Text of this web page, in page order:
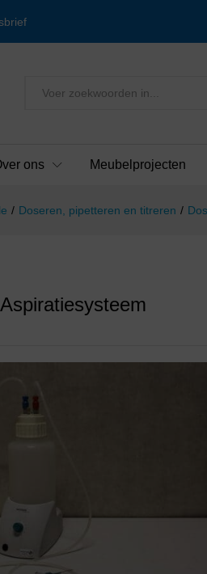
Alles
ons Meubelprojecten
/ Doseren, pipetteren en titreren /